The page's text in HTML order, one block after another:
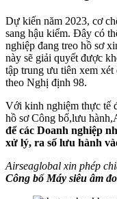
Dự kiến năm 2023, cơ
sang hậu kiểm. Đây có
nghiệp đang treo hồ sơ
này sẽ giải quyết được
tập trung ưu tiên xem
theo Nghị định 98.
Với kinh nghiệm thực tế
hồ sơ Công bố,lưu
để các Doanh nghiệp
xử lý, ra số lưu hành
Airseaglobal xin phép
Công bố Máy siêu âm